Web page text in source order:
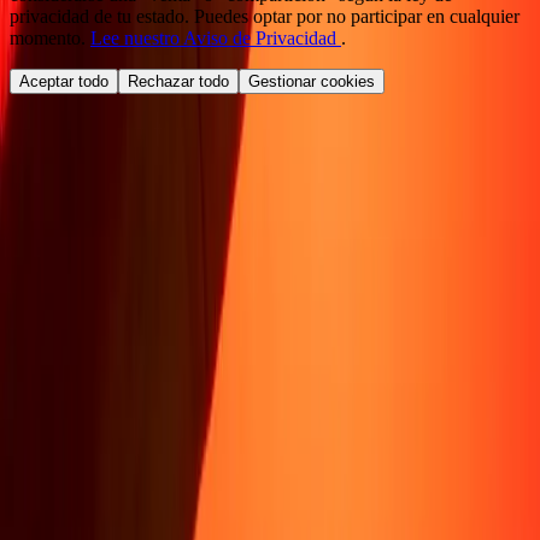
privacidad de tu estado. Puedes optar por no participar en cualquier
momento. Lee nuestro Aviso de Privacidad .
Aceptar todo Rechazar todo Gestionar cookies